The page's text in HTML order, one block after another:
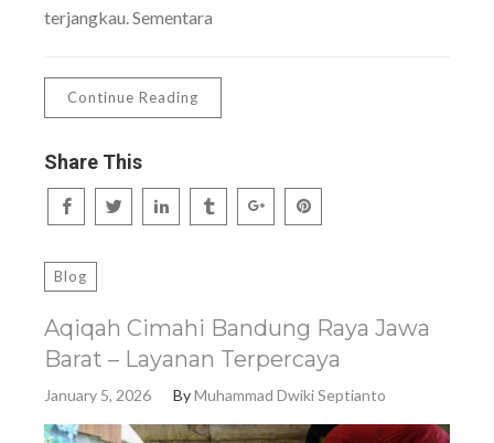
terjangkau. Sementara
Continue Reading
Share This
Blog
Aqiqah Cimahi Bandung Raya Jawa
Barat – Layanan Terpercaya
January 5, 2026 ByMuhammad Dwiki Septianto